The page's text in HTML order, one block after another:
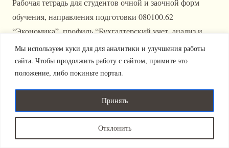
Мы используем куки для для аналитики и улучшения работы
сайта. Чтобы продолжить работу с сайтом, примите это
положение, либо покиньте портал.
Отклонить
Принять
Рабочая тетрадь для студентов очной и заочной форм
обучения, направления подготовки 080100.62
“Экономика”, профиль “Бухгалтерский учет, анализ и
аудит”, квалификация – бакалавр.
Издательство "Новация" 2011-2025 (с).